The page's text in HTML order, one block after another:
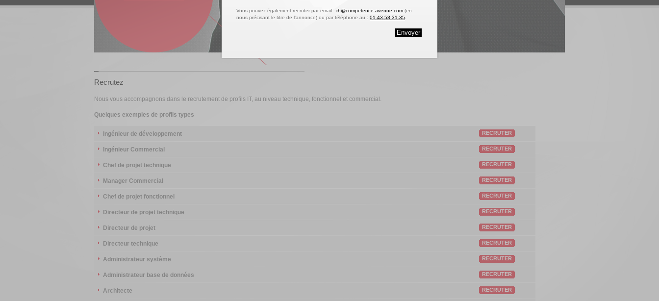
Recrutez
Nous vous accompagnons dans le recrutement de profils IT, au niveau technique, fonctionnel et commercial.
Quelques exemples de profils types
Ingénieur de développement RECRUTER
Ingénieur Commercial RECRUTER
Chef de projet technique RECRUTER
Manager Commercial RECRUTER
Chef de projet fonctionnel RECRUTER
Directeur de projet technique RECRUTER
Directeur de projet RECRUTER
Directeur technique RECRUTER
Administrateur système RECRUTER
Administrateur base de données RECRUTER
Architecte RECRUTER
Vous pouvez également recruter par email : rh@competence-avenue.com (en
nous précisant le titre de l'annonce) ou par téléphone au : 01.43.58.31.35